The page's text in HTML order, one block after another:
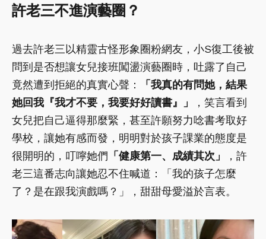
許老三不進演藝圈？
過去許老三以精靈古怪形象圈粉網友，小S復工後被
問到是否想讓女兒接班闖盪演藝圈時，吐露了自己
竟然遭到拒絕的真實心聲：
「我真的有問她，結果
她回我『我才不要，我要好好讀書』」
，笑言看到
女兒把自己逼得那麼緊，甚至許願努力唸書考取好
學校，讓她有感而發，明明對於孩子課業的態度是
很開明的，叮嚀她們 「健康第一、成績其次」
，許
老三這番志向讓她忍不住喊道：「我的孩子怎麼
了？是在跟我演戲嗎？」，甜甜母愛溢於言表。